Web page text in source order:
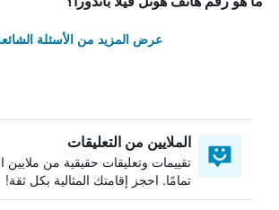
عرض المزيد من الأسئلة
الملايين من التعليقات
تقييمات وتعليقات حقيقية من ملايين
تمامًا. احجز إقامتك المثالية بكل ثقة!